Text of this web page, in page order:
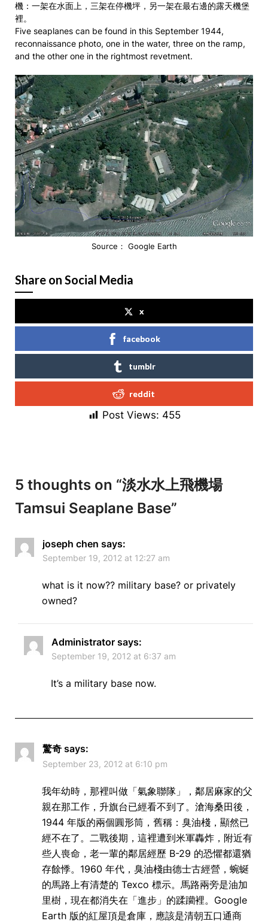
機：一架在水面上，三架在停機坪，另一架在最右邊的露天機堡
裡。
Five seaplanes can be found in this September 1944,
reconnaissance photo, one in the water, three on the ramp,
and the other one in the rightmost revetment.
Source： Google Earth
Share on Social Media
x
facebook
tumblr
reddit
Post Views: 455
5 thoughts on “淡水水上飛機場
Tamsui Seaplane Base”
joseph chen says:
September 19, 2012 at 12:27 am
what is it now?? military base? or privately
owned?
Administrator says:
September 19, 2012 at 6:37 am
It’s a military base now.
驚奇 says:
September 23, 2012 at 6:10 pm
我年幼時，那裡叫做「氣象聯隊」，鄰居麻家的父
親在那工作，升旗台已經看不到了。滄海桑田後，
1944 年版的兩個圓形筒，舊稱：臭油棧，顯然已
經不在了。二戰後期，這裡遭到米軍轟炸，附近有
些人喪命，老一輩的鄰居經歷 B-29 的恐懼都還猶
存餘悸。1960 年代，臭油棧由德士古經營，蜿蜒
的馬路上有清楚的 Texco 標示。馬路兩旁是油加
里樹，現在都消失在「進步」的蹂躪裡。Google
Earth 版的紅屋頂是倉庫，應該是清朝五口通商